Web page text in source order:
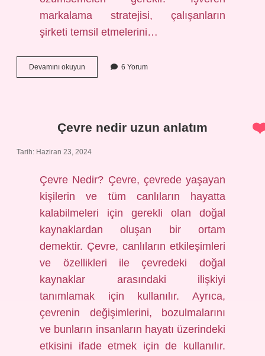
markalama stratejisi, çalışanların
şirketi temsil etmelerini…
Devamını okuyun
markalama
6 Yorum
Çevre nedir uzun anlatım
Tarih: Haziran 23, 2024
Çevre Nedir? Çevre, çevrede yaşayan
kişilerin ve tüm canlıların hayatta
kalabilmeleri için gerekli olan doğal
kaynaklardan oluşan bir ortam
demektir. Çevre, canlıların etkileşimleri
ve özellikleri ile çevredeki doğal
kaynaklar arasındaki ilişkiyi
tanımlamak için kullanılır. Ayrıca,
çevrenin değişimlerini, bozulmalarını
ve bunların insanların hayatı üzerindeki
etkisini ifade etmek için de kullanılır.